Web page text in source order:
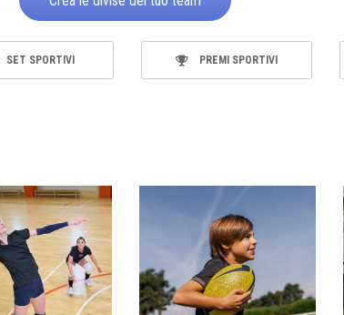
SET SPORTIVI PREMI SPORTIVI